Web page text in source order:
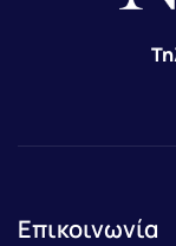
Επικοινωνία